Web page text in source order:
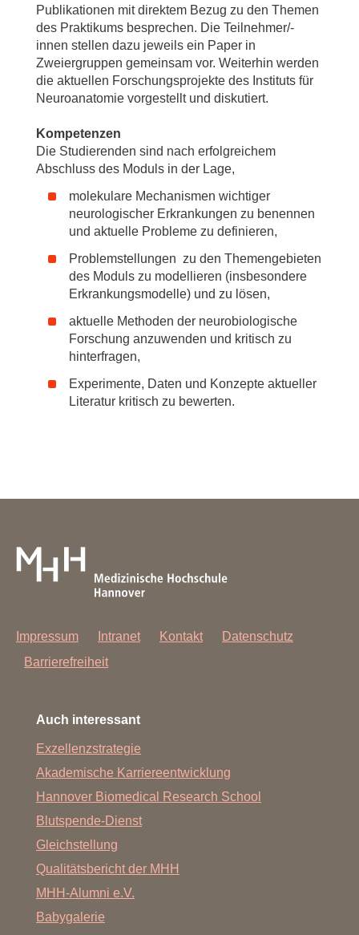
Publikationen mit direktem Bezug zu den Themen
des Praktikums besprechen. Die Teilnehmer/-
innen stellen dazu jeweils ein Paper in
Zweiergruppen gemeinsam vor. Weiterhin werden
die aktuellen Forschungsprojekte des Instituts für
Neuroanatomie vorgestellt und diskutiert.
Kompetenzen
Die Studierenden sind nach erfolgreichem
Abschluss des Moduls in der Lage,
molekulare Mechanismen wichtiger
neurologischer Erkrankungen zu benennen
und aktuelle Probleme zu definieren,
Problemstellungen zu den Themengebieten
des Moduls zu modellieren (insbesondere
Erkrankungsmodelle) und zu lösen,
aktuelle Methoden der neurobiologische
Forschung anzuwenden und kritisch zu
hinterfragen,
Experimente, Daten und Konzepte aktueller
Literatur kritisch zu bewerten.
Impressum Intranet Kontakt
Datenschutz
Barrierefreiheit
Auch interessant
Exzellenzstrategie
Akademische Karriereentwicklung
Hannover Biomedical Research School
Blutspende-Dienst
Gleichstellung
Qualitätsbericht der MHH
MHH-Alumni e.V.
Babygalerie